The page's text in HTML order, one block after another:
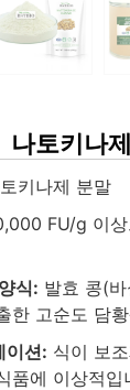
나토키나
키나제 분말
FU/g 이
식: 발효 콩(
한 고순도 담
이션: 식이 보
품에 이상적입